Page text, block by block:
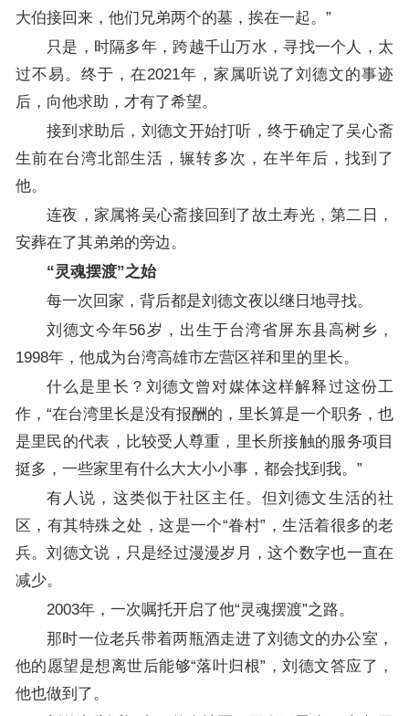
大伯接回来，他们兄弟两个的墓，挨在一起。”
只是，时隔多年，跨越千山万水，寻找一个人，太
过不易。终于，在2021年，家属听说了刘德文的事迹
后，向他求助，才有了希望。
接到求助后，刘德文开始打听，终于确定了吴心斋
生前在台湾北部生活，辗转多次，在半年后，找到了
他。
连夜，家属将吴心斋接回到了故土寿光，第二日，
安葬在了其弟弟的旁边。
“灵魂摆渡”之始
每一次回家，背后都是刘德文夜以继日地寻找。
刘德文今年56岁，出生于台湾省屏东县高树乡，
1998年，他成为台湾高雄市左营区祥和里的里长。
什么是里长？刘德文曾对媒体这样解释过这份工
作，“在台湾里长是没有报酬的，里长算是一个职务，也
是里民的代表，比较受人尊重，里长所接触的服务项目
挺多，一些家里有什么大大小小事，都会找到我。”
有人说，这类似于社区主任。但刘德文生活的社
区，有其特殊之处，这是一个“眷村”，生活着很多的老
兵。刘德文说，只是经过漫漫岁月，这个数字也一直在
减少。
2003年，一次嘱托开启了他“灵魂摆渡”之路。
那时一位老兵带着两瓶酒走进了刘德文的办公室，
他的愿望是想离世后能够“落叶归根”，刘德文答应了，
他也做到了。